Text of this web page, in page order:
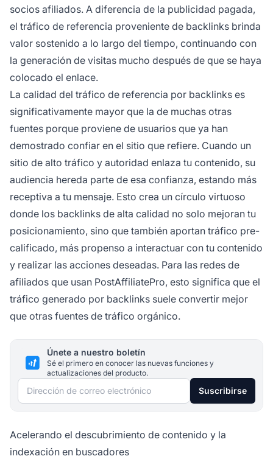
socios afiliados. A diferencia de la publicidad pagada,
el tráfico de referencia proveniente de backlinks brinda
valor sostenido a lo largo del tiempo, continuando con
la generación de visitas mucho después de que se haya
colocado el enlace.
La calidad del tráfico de referencia por backlinks es
significativamente mayor que la de muchas otras
fuentes porque proviene de usuarios que ya han
demostrado confiar en el sitio que refiere. Cuando un
sitio de alto tráfico y autoridad enlaza tu contenido, su
audiencia hereda parte de esa confianza, estando más
receptiva a tu mensaje. Esto crea un círculo virtuoso
donde los backlinks de alta calidad no solo mejoran tu
posicionamiento, sino que también aportan tráfico pre-
calificado, más propenso a interactuar con tu contenido
y realizar las acciones deseadas. Para las redes de
afiliados que usan PostAffiliatePro, esto significa que el
tráfico generado por backlinks suele convertir mejor
que otras fuentes de tráfico orgánico.
Únete a nuestro boletín
Sé el primero en conocer las nuevas funciones y
actualizaciones del producto.
Dirección de correo electrónico Suscribirse
Acelerando el descubrimiento de contenido y la
indexación en buscadores